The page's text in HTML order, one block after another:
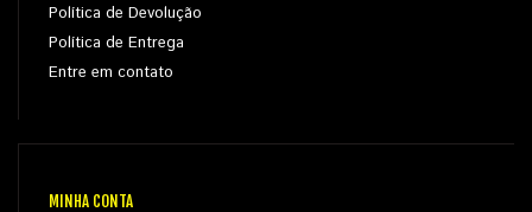
Política de Devolução
Política de Entrega
Entre em contato
MINHA CONTA